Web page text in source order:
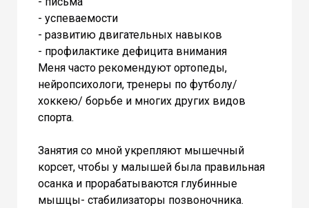
- успеваемости
- развитию двигательных навыков
- профилактике дефицита внимания
Меня часто рекомендуют ортопеды,
нейропсихологи, тренеры по футболу/
хоккею/ борьбе и многих других видов
спорта.
Занятия со мной укрепляют мышечный
корсет, чтобы у малышей была правильная
осанка и прорабатываются глубинные
мышцы- стабилизаторы позвоночника.